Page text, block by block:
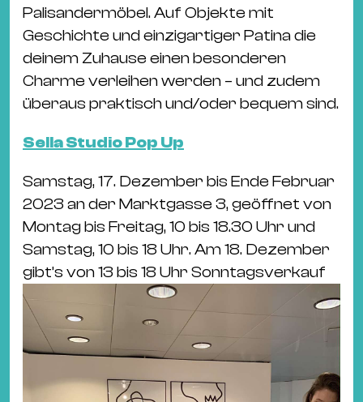
Palisandermöbel. Auf Objekte mit
Geschichte und einzigartiger Patina die
deinem Zuhause einen besonderen
Charme verleihen werden – und zudem
überaus praktisch und/oder bequem sind.
Sella Studio Pop Up
Samstag, 17. Dezember bis Ende Februar
2023 an der Marktgasse 3, geöffnet von
Montag bis Freitag, 10 bis 18.30 Uhr und
Samstag, 10 bis 18 Uhr. Am 18. Dezember
gibt’s von 13 bis 18 Uhr Sonntagsverkauf